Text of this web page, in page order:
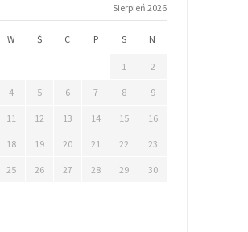
Sierpień 2026
W Ś C P S N
1 2
4 5 6 7 8 9
11 12 13 14 15 16
18 19 20 21 22 23
25 26 27 28 29 30